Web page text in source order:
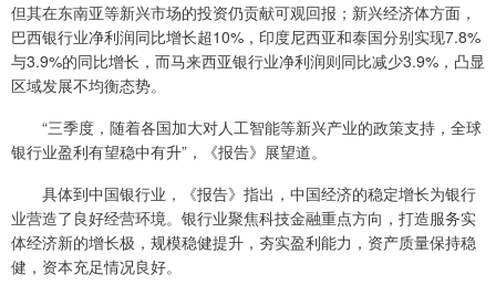
但其在东南亚等新兴市场的投资仍贡献可观回报；新兴经济体方面，
巴西银行业净利润同比增长超10%，印度尼西亚和泰国分别实现7.8%
与3.9%的同比增长，而马来西亚银行业净利润则同比减少3.9%，凸显
区域发展不均衡态势。
“三季度，随着各国加大对人工智能等新兴产业的政策支持，全球
银行业盈利有望稳中有升”，《报告》展望道。
具体到中国银行业，《报告》指出，中国经济的稳定增长为银行
业营造了良好经营环境。银行业聚焦科技金融重点方向，打造服务实
体经济新的增长极，规模稳健提升，夯实盈利能力，资产质量保持稳
健，资本充足情况良好。